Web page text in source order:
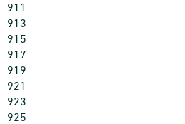
911
913
915
917
919
921
923
925